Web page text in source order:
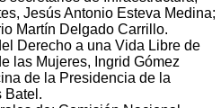
Jesús Antonio Esteva Medina;
Martín Delgado Carrillo.
Derecho a una Vida Libre de
las Mujeres, Ingrid Gómez
de la Presidencia de la
Batel.